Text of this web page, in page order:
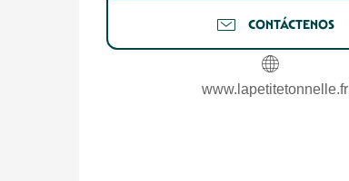
CONTÁCTENOS
www.lapetitetonnelle.fr